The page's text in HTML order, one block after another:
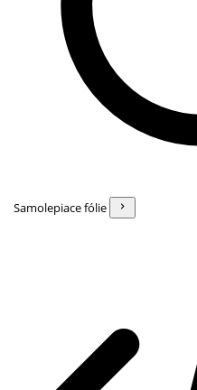
Samolepiace fólie